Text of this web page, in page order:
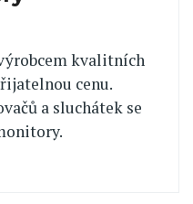
kvalitních
cenu.
a sluchátek se